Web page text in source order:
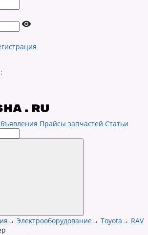
Прайсы запчастей Статьи
→ Электрооборудование→ Toyota→ RAV